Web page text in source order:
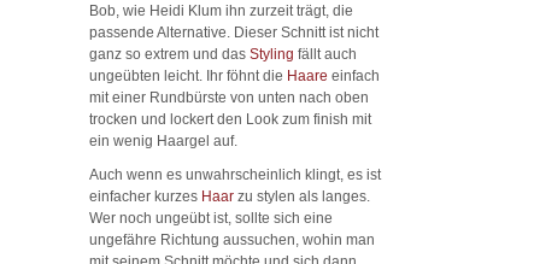
Bob, wie Heidi Klum ihn zurzeit trägt, die
passende Alternative. Dieser Schnitt ist nicht
ganz so extrem und das Styling fällt auch
ungeübten leicht. Ihr föhnt die Haare einfach
mit einer Rundbürste von unten nach oben
trocken und lockert den Look zum finish mit
ein wenig Haargel auf.
Auch wenn es unwahrscheinlich klingt, es ist
einfacher kurzes Haar zu stylen als langes.
Wer noch ungeübt ist, sollte sich eine
ungefähre Richtung aussuchen, wohin man